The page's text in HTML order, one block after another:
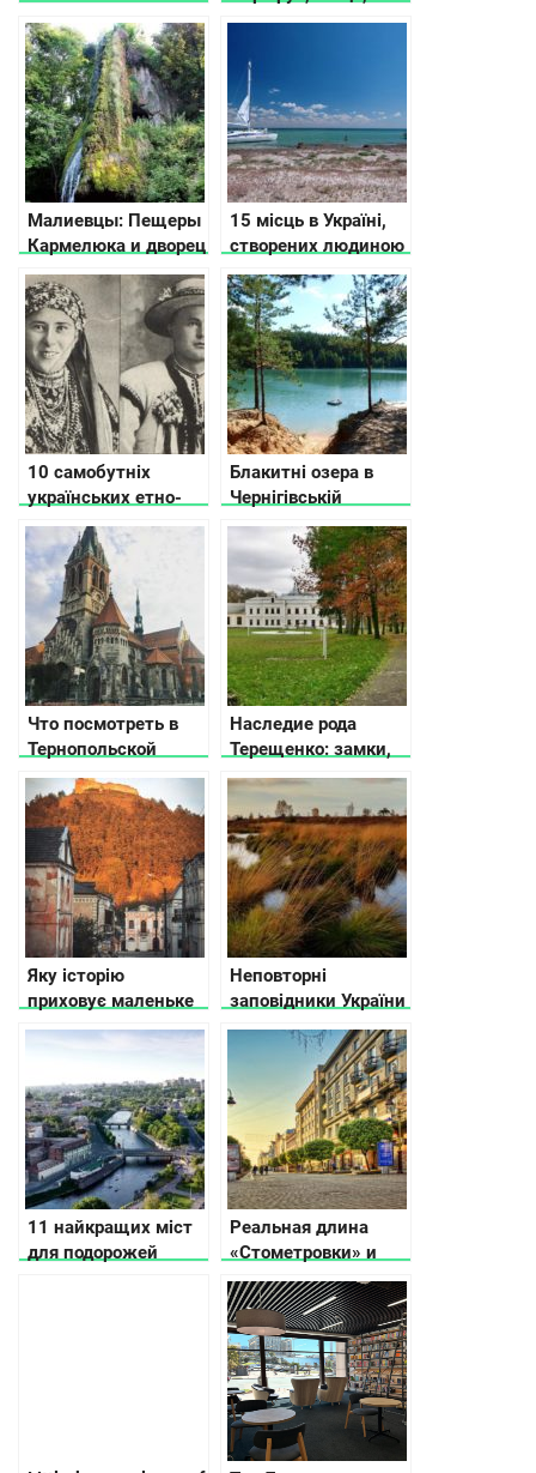
варто відвідати, де
подивитися
Малиевцы: Пещеры
Кармелюка и дворец
Орловских
15 місць в Україні,
створених людиною
та природою, які вам
точно сподобаються
10 самобутніх
українських етно-
груп
Блакитні озера в
Чернігівській
області
Что посмотреть в
Тернопольской
области
Наследие рода
Терещенко: замки,
усадьбы и родовые
поместья
Яку історію
приховує маленьке
містечко Кременець
Неповторні
заповідники України
11 найкращих міст
для подорожей
Реальная длина
«Стометровки» и
другие секреты
самой популярной
пешеходной зоны
Ивано-Франковска